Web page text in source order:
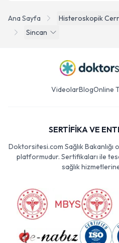
Ana Sayfa Histeroskopik
Sincan
VideolarBlogOnline
SERTİFİKA VE
Doktorsitesi.com Sağlık Bakanlığı
platformudur. Sertifikaları ile
sağlık